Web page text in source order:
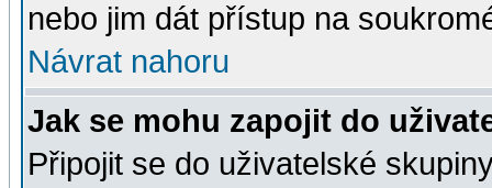
nebo jim dát přístup na
Návrat nahoru
Jak se mohu zapojit do
Připojit se do uživatelské